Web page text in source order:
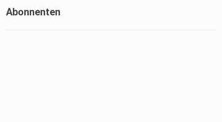
Abonnenten